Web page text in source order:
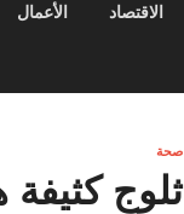
الاقتصاد الأعمال
صحة
ثلوج